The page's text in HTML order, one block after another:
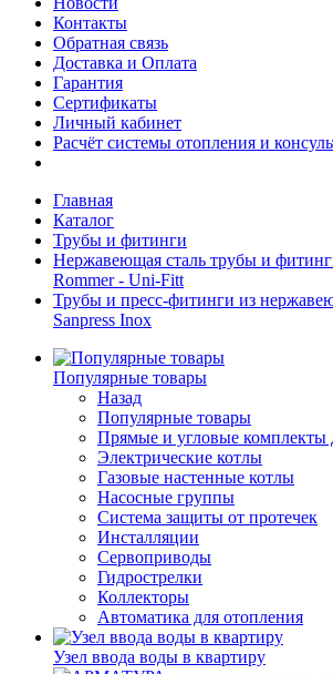
Контакты
Обратная связь
Доставка и Оплата
Гарантия
Сертификаты
Личный кабинет
Расчёт системы отопления и
Главная
Каталог
Трубы и фитинги
Нержавеющая сталь трубы и
Rommer - Uni-Fitt
Трубы и пресс-фитинги из
Sanpress Inox
Популярные товары
Назад
Популярные товары
Прямые и угловые комплекты
Электрические котлы
Газовые настенные котлы
Насосные группы
Система защиты от протечек
Инсталляции
Сервоприводы
Гидрострелки
Коллекторы
Автоматика для отопления
Узел ввода воды в квартиру